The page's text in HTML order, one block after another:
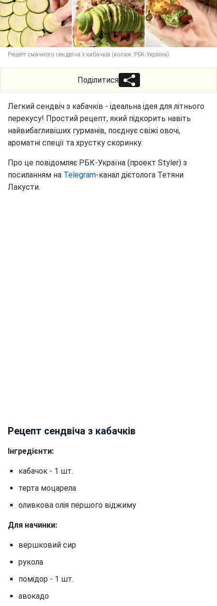
Рецепт смачного сендвіча з кабачків (колаж: РБК-Україна)
Поділитися
Легкий сендвіч з кабачків - ідеальна ідея для літнього
перекусу! Простий рецепт, який підкорить навіть
найвибагливіших гурманів, поєднує свіжі овочі,
ароматні спеції та хрустку скоринку.
Про це повідомляє РБК-Україна (проект Styler) з
посиланням на Telegram-канал дієтолога Тетяни
Лакусти.
Рецепт сендвіча з кабачків
Інгредієнти:
кабачок - 1 шт.
терта моцарела
оливкова олія першого віджиму
Для начинки:
вершковий сир
рукола
помідор - 1 шт.
авокадо